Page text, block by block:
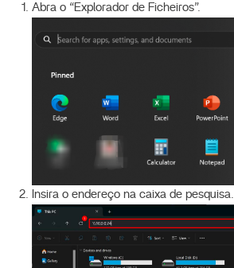
Abra o “Explorador de Ficheiros”.
Insira o endereço na caixa de pesquisa.